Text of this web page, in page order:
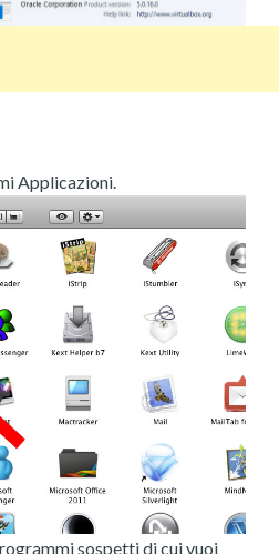
Applicazioni.
sospetti di cui vuoi